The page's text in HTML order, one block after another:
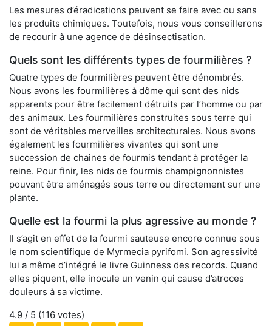
Les mesures d’éradications peuvent se faire avec ou sans
les produits chimiques. Toutefois, nous vous conseillerons
de recourir à une agence de désinsectisation.
Quels sont les différents types de fourmilières ?
Quatre types de fourmilières peuvent être dénombrés.
Nous avons les fourmilières à dôme qui sont des nids
apparents pour être facilement détruits par l’homme ou par
des animaux. Les fourmilières construites sous terre qui
sont de véritables merveilles architecturales. Nous avons
également les fourmilières vivantes qui sont une
succession de chaines de fourmis tendant à protéger la
reine. Pour finir, les nids de fourmis champignonnistes
pouvant être aménagés sous terre ou directement sur une
plante.
Quelle est la fourmi la plus agressive au monde ?
Il s’agit en effet de la fourmi sauteuse encore connue sous
le nom scientifique de Myrmecia pyrifomi. Son agressivité
lui a même d’intégré le livre Guinness des records. Quand
elles piquent, elle inocule un venin qui cause d’atroces
douleurs à sa victime.
4.9 / 5 (116 votes)